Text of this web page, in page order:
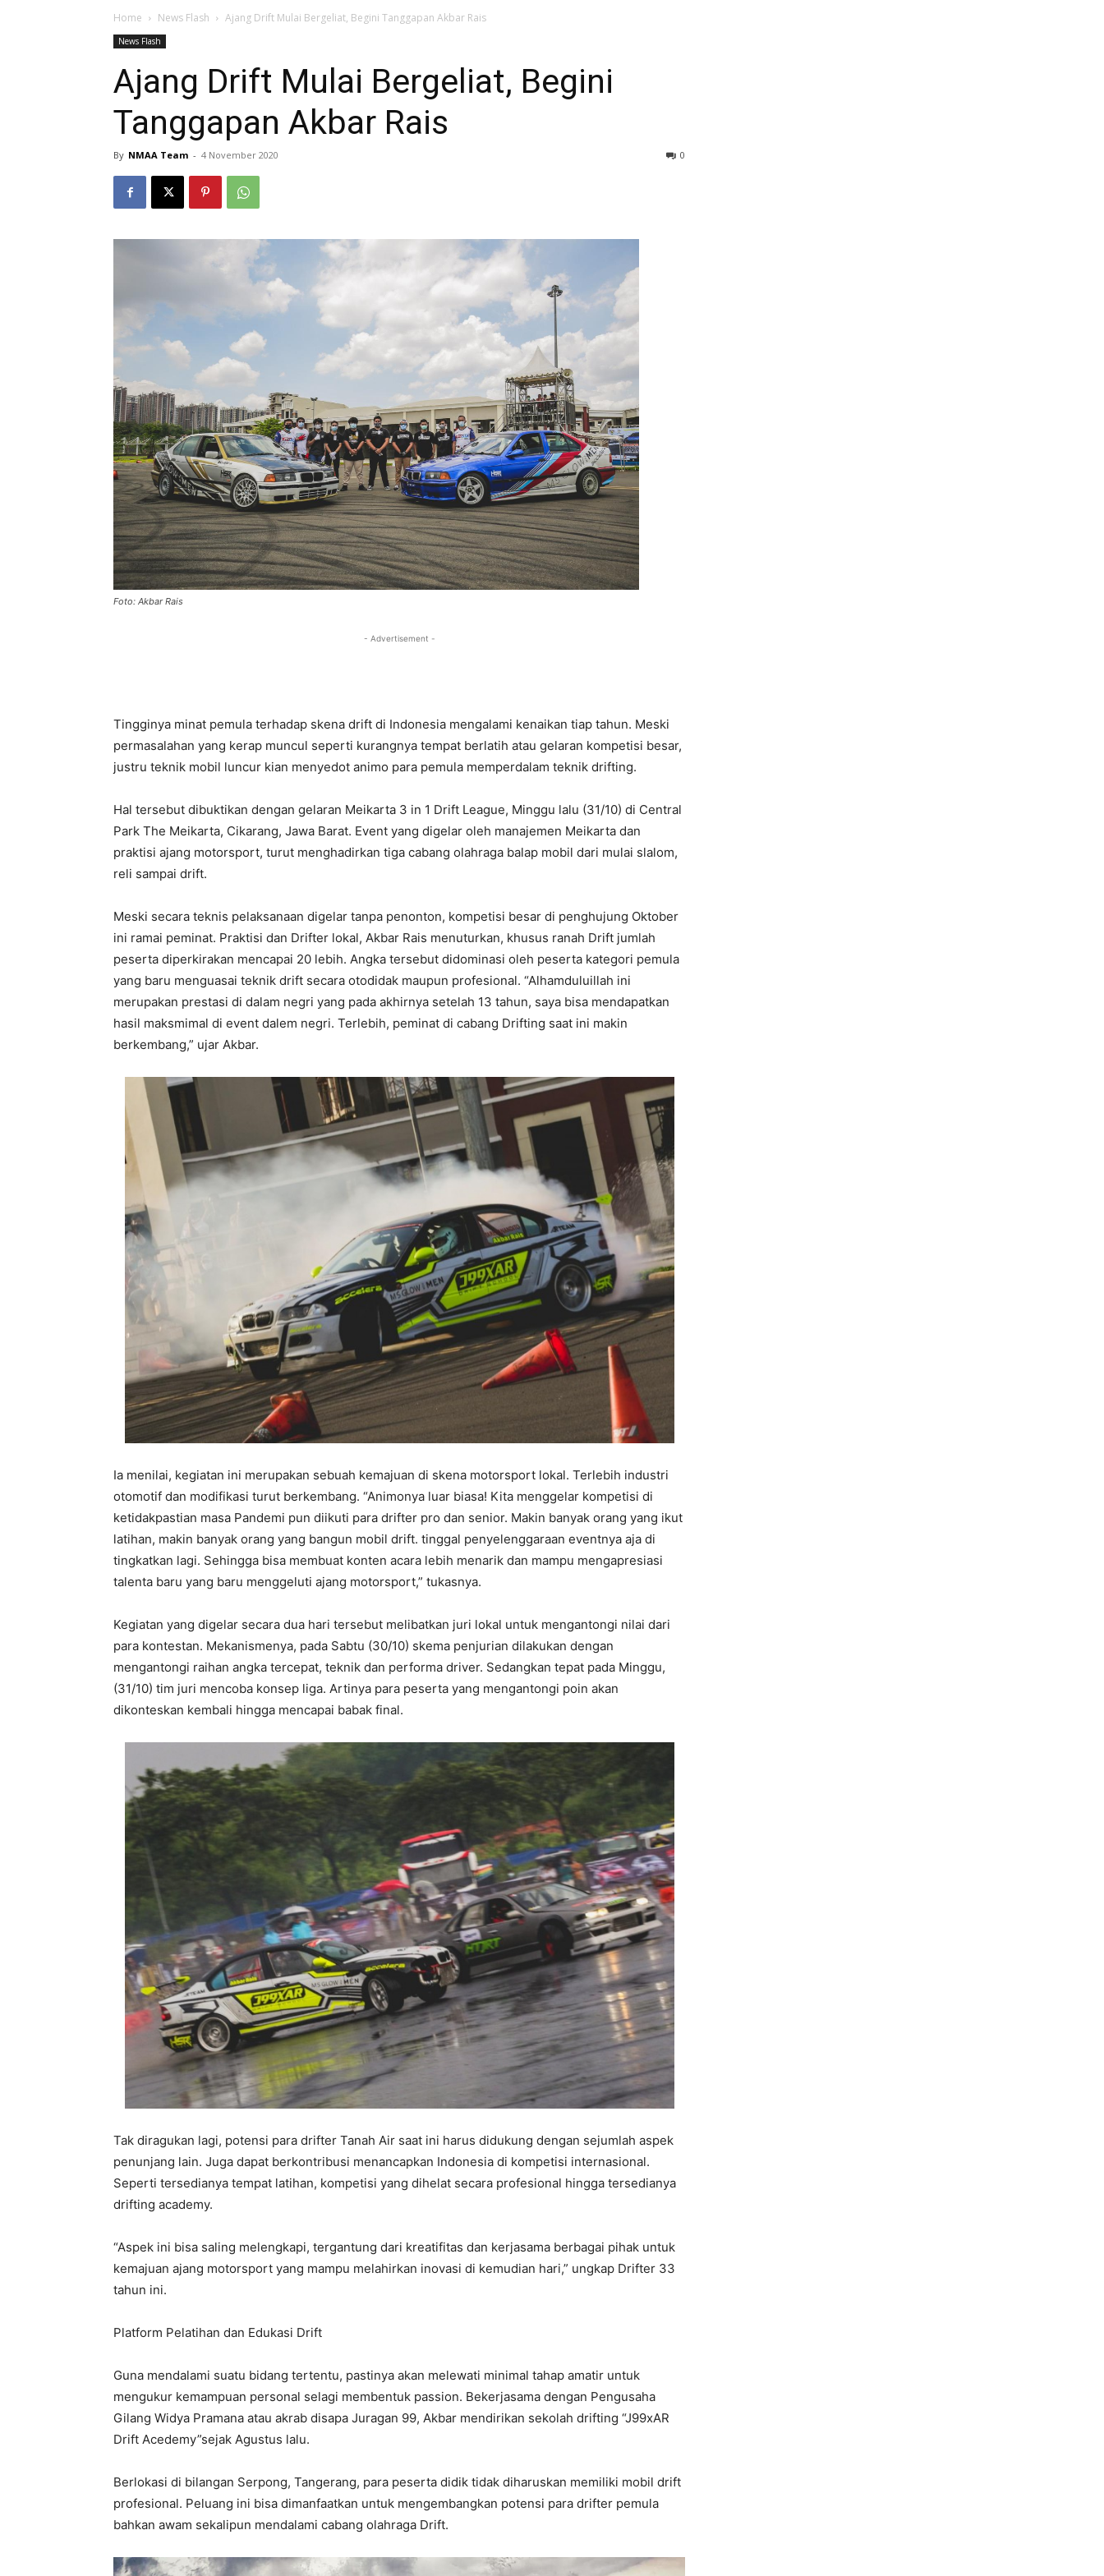
Home News Flash Ajang Drift Mulai Bergeliat, Begini Tanggapan Akbar Rais
News Flash
Ajang Drift Mulai Bergeliat, Begini
Tanggapan Akbar Rais
By NMAA Team - 4 November 2020 0
Foto: Akbar Rais
- Advertisement -
Tingginya minat pemula terhadap skena drift di Indonesia mengalami kenaikan tiap tahun. Meski
permasalahan yang kerap muncul seperti kurangnya tempat berlatih atau gelaran kompetisi besar,
justru teknik mobil luncur kian menyedot animo para pemula memperdalam teknik drifting.
Hal tersebut dibuktikan dengan gelaran Meikarta 3 in 1 Drift League, Minggu lalu (31/10) di Central
Park The Meikarta, Cikarang, Jawa Barat. Event yang digelar oleh manajemen Meikarta dan
praktisi ajang motorsport, turut menghadirkan tiga cabang olahraga balap mobil dari mulai slalom,
reli sampai drift.
Meski secara teknis pelaksanaan digelar tanpa penonton, kompetisi besar di penghujung Oktober
ini ramai peminat. Praktisi dan Drifter lokal, Akbar Rais menuturkan, khusus ranah Drift jumlah
peserta diperkirakan mencapai 20 lebih. Angka tersebut didominasi oleh peserta kategori pemula
yang baru menguasai teknik drift secara otodidak maupun profesional. “Alhamduluillah ini
merupakan prestasi di dalam negri yang pada akhirnya setelah 13 tahun, saya bisa mendapatkan
hasil maksmimal di event dalem negri. Terlebih, peminat di cabang Drifting saat ini makin
berkembang,” ujar Akbar.
Ia menilai, kegiatan ini merupakan sebuah kemajuan di skena motorsport lokal. Terlebih industri
otomotif dan modifikasi turut berkembang. “Animonya luar biasa! Kita menggelar kompetisi di
ketidakpastian masa Pandemi pun diikuti para drifter pro dan senior. Makin banyak orang yang ikut
latihan, makin banyak orang yang bangun mobil drift. tinggal penyelenggaraan eventnya aja di
tingkatkan lagi. Sehingga bisa membuat konten acara lebih menarik dan mampu mengapresiasi
talenta baru yang baru menggeluti ajang motorsport,” tukasnya.
Kegiatan yang digelar secara dua hari tersebut melibatkan juri lokal untuk mengantongi nilai dari
para kontestan. Mekanismenya, pada Sabtu (30/10) skema penjurian dilakukan dengan
mengantongi raihan angka tercepat, teknik dan performa driver. Sedangkan tepat pada Minggu,
(31/10) tim juri mencoba konsep liga. Artinya para peserta yang mengantongi poin akan
dikonteskan kembali hingga mencapai babak final.
Tak diragukan lagi, potensi para drifter Tanah Air saat ini harus didukung dengan sejumlah aspek
penunjang lain. Juga dapat berkontribusi menancapkan Indonesia di kompetisi internasional.
Seperti tersedianya tempat latihan, kompetisi yang dihelat secara profesional hingga tersedianya
drifting academy.
“Aspek ini bisa saling melengkapi, tergantung dari kreatifitas dan kerjasama berbagai pihak untuk
kemajuan ajang motorsport yang mampu melahirkan inovasi di kemudian hari,” ungkap Drifter 33
tahun ini.
Platform Pelatihan dan Edukasi Drift
Guna mendalami suatu bidang tertentu, pastinya akan melewati minimal tahap amatir untuk
mengukur kemampuan personal selagi membentuk passion. Bekerjasama dengan Pengusaha
Gilang Widya Pramana atau akrab disapa Juragan 99, Akbar mendirikan sekolah drifting “J99xAR
Drift Acedemy”sejak Agustus lalu.
Berlokasi di bilangan Serpong, Tangerang, para peserta didik tidak diharuskan memiliki mobil drift
profesional. Peluang ini bisa dimanfaatkan untuk mengembangkan potensi para drifter pemula
bahkan awam sekalipun mendalami cabang olahraga Drift.